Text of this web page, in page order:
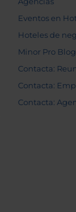
Eventos en
Hoteles de
Minor Pro Blog
Contacta:
Contacta:
Contacta: